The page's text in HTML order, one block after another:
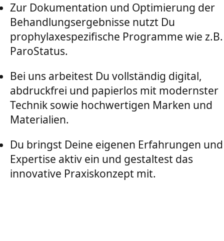
Zur Dokumentation und Optimierung der
Behandlungsergebnisse nutzt Du
prophylaxespezifische Programme wie z.B.
ParoStatus.
Bei uns arbeitest Du vollständig digital,
abdruckfrei und papierlos mit modernster
Technik sowie hochwertigen Marken und
Materialien.
Du bringst Deine eigenen Erfahrungen und
Expertise aktiv ein und gestaltest das
innovative Praxiskonzept mit.